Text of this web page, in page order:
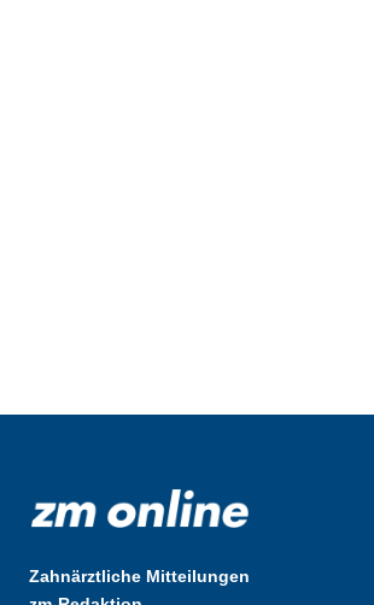
Zahnärztliche Mitteilungen